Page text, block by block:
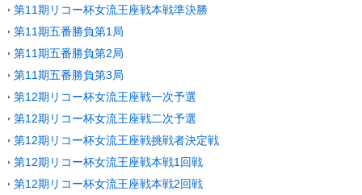
第11期リコー杯女流王座戦本戦準決勝
第11期五番勝負第1局
第11期五番勝負第2局
第11期五番勝負第3局
第12期リコー杯女流王座戦一次予選
第12期リコー杯女流王座戦二次予選
第12期リコー杯女流王座戦挑戦者決定戦
第12期リコー杯女流王座戦本戦1回戦
第12期リコー杯女流王座戦本戦2回戦